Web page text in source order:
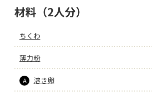
材料（2人分）
ちくわ
薄力粉
A 溶き卵